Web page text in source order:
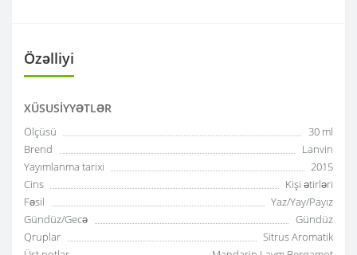
Özəlliyi
XÜSUSIYYƏTLƏR
Ölçüsü
30 ml
Brend
Lanvin
Yayımlanma tarixi
2015
Cins
Kişi ətirləri
Fəsil
Yaz/Yay/Payız
Gündüz/Gecə
Gündüz
Qruplar
Sitrus Aromatik